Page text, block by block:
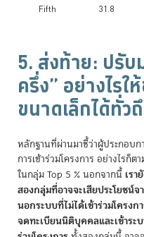
Fifth
31.8
5. ส่งท้าย: ปรับ
ครึ่ง” อย่างไร
ขนาดเล็กได้ทั่ว
หลักฐานที่ผ่านมาชี้ว่าผู้ประกอบ
การเข้าร่วมโครงการ อย่างไรก็
ในกลุ่ม Top 5 % นอกจากนี้ เร
สองกลุ่มที่อาจจะเสียประโยชน์
นอกระบบที่ไม่ได้เข้าร่วมโครง
จดทะเบียนนิติบุคคลและเข้าระ